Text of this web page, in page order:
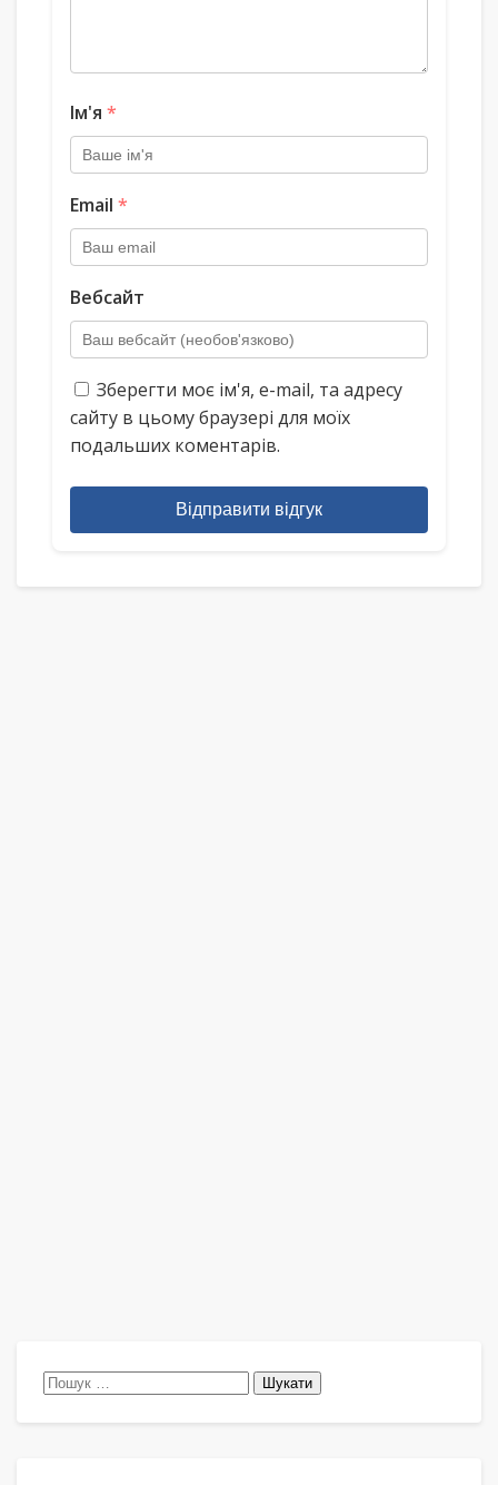
Ім'я *
Email *
Вебсайт
Зберегти моє ім'я, e-mail, та адресу
сайту в цьому браузері для моїх
подальших коментарів.
Відправити відгук
Пошук: